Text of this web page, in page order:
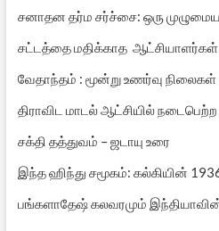
சனாதன தர்ம சர்ச்சை: ஒரு
சட்டத்தை மதிக்காத ஆட்சியாளர்கள்
வேதாந்தம் : மூன்று உணர்வு நிலைகள்
திராவிட மாடல் ஆட்சியில்
சக்தி தத்துவம் – ஜடாயு உரை
இந்த ஹிந்து சமூகம்: கல்கியின்
பங்களாதேஷ் கலவரமும்